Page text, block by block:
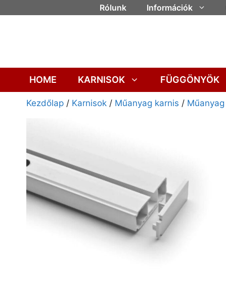
Rólunk Információk
HOME KARNISOK FÜGGÖNYÖK
Kezdőlap / Karnisok / Műanyag karnis /